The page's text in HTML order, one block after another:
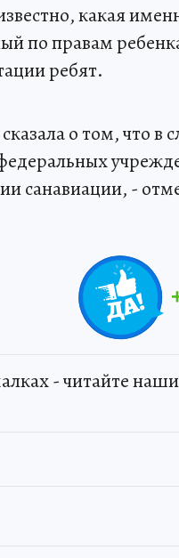
какая
по правам
ребят.
о том, что в
санавиации, -
- читайте